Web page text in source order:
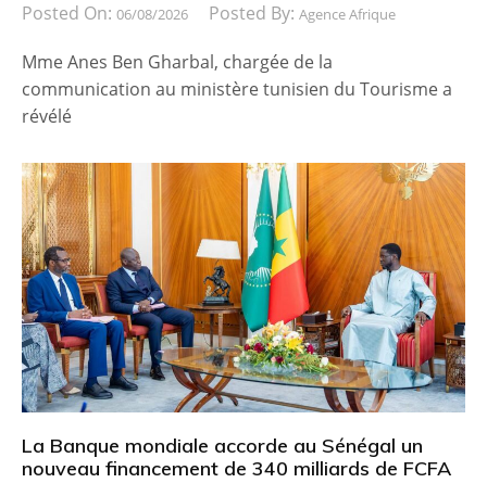
Posted On: 06/08/2026 Posted By: Agence Afrique
Mme Anes Ben Gharbal, chargée de la
communication au ministère tunisien du Tourisme a
révélé
La Banque mondiale accorde au Sénégal un
nouveau financement de 340 milliards de FCFA